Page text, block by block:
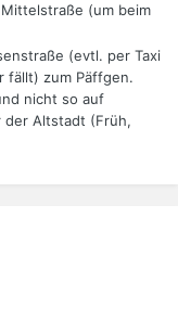
(um beim
(evtl. per Taxi
fällt) zum Päffgen.
nicht so auf
der Altstadt (Früh,